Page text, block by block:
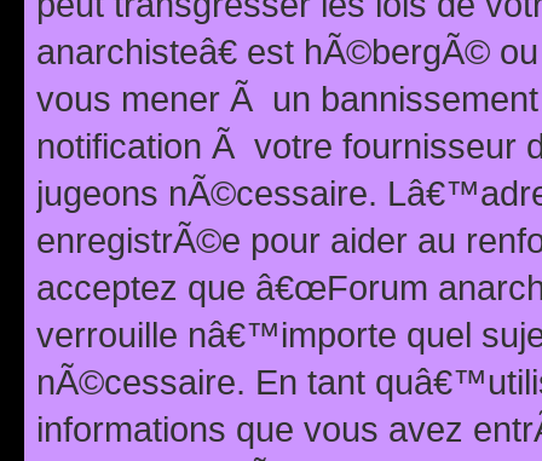
anarchisteâ€ est hÃ©bergÃ©
vous mener Ã un
notification Ã votre fournisseur
jugeons nÃ©cessaire.
enregistrÃ©e pour aider au
acceptez que â€œForum
verrouille nâ€™importe quel
nÃ©cessaire. En tant
informations que vous avez